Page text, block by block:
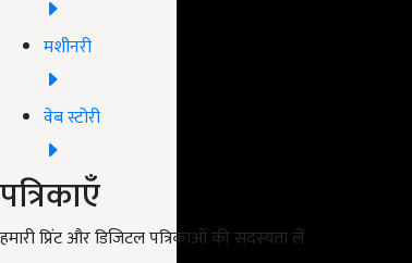
मशीनरी
वेब स्टोरी
पत्रिकाएँ
हमारी प्रिंट और डिजिटल पत्रिकाओं की सदस्यता लें